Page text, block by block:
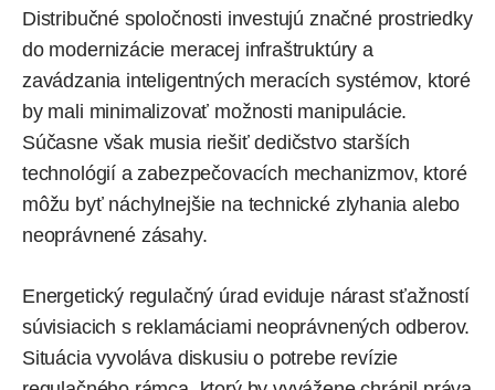
Distribučné spoločnosti investujú značné prostriedky
do modernizácie meracej infraštruktúry a
zavádzania inteligentných meracích systémov, ktoré
by mali minimalizovať možnosti manipulácie.
Súčasne však musia riešiť dedičstvo starších
technológií a zabezpečovacích mechanizmov, ktoré
môžu byť náchylnejšie na technické zlyhania alebo
neoprávnené zásahy.
Energetický regulačný úrad eviduje nárast sťažností
súvisiacich s reklamáciami neoprávnených odberov.
Situácia vyvoláva diskusiu o potrebe revízie